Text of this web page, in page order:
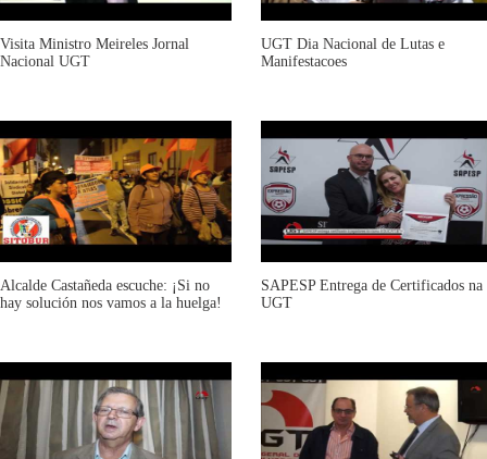
Visita Ministro Meireles Jornal
Nacional UGT
UGT Dia Nacional de Lutas e
Manifestacoes
Alcalde Castañeda escuche: ¡Si no
hay solución nos vamos a la huelga!
SAPESP Entrega de Certificados na
UGT